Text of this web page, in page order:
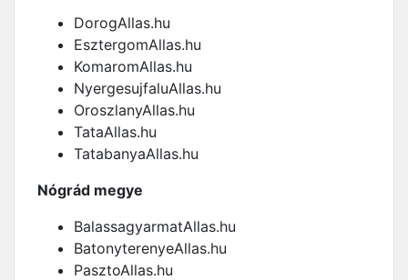
DorogAllas.hu
EsztergomAllas.hu
KomaromAllas.hu
NyergesujfaluAllas.hu
OroszlanyAllas.hu
TataAllas.hu
TatabanyaAllas.hu
Nógrád megye
BalassagyarmatAllas.hu
BatonyterenyeAllas.hu
PasztoAllas.hu